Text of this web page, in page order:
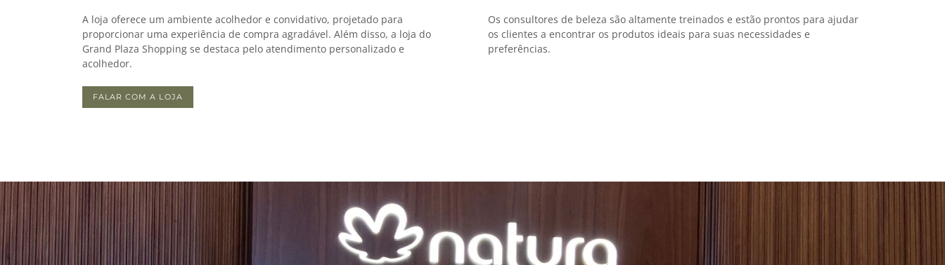
A loja oferece um ambiente acolhedor e convidativo, projetado para
proporcionar uma experiência de compra agradável. Além disso, a loja do
Grand Plaza Shopping se destaca pelo atendimento personalizado e
acolhedor.
Os consultores de beleza são altamente treinados e estão prontos para ajudar
os clientes a encontrar os produtos ideais para suas necessidades e
preferências.
FALAR COM A LOJA